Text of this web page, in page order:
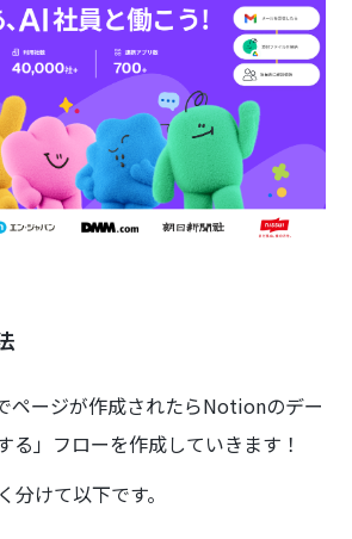
ページが作成されたらNotionのデー
る」フローを作成していきます！
けて以下です。